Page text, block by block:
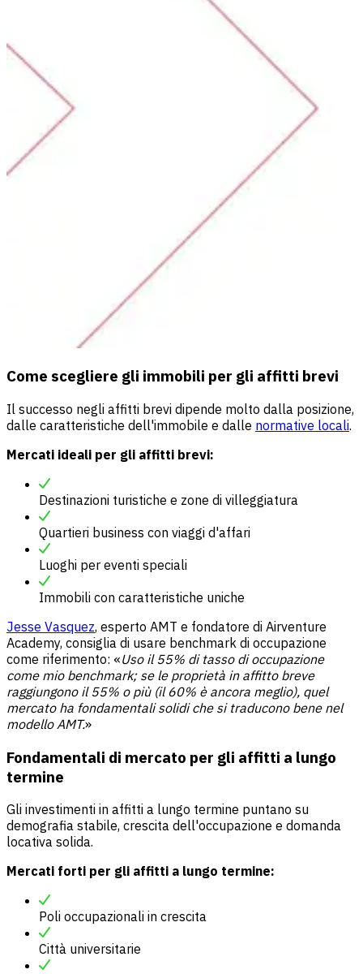
Come scegliere gli immobili per gli affitti brevi
Il successo negli affitti brevi dipende molto dalla posizione,
dalle caratteristiche dell'immobile e dalle normative locali.
Mercati ideali per gli affitti brevi:
Destinazioni turistiche e zone di villeggiatura
Quartieri business con viaggi d'affari
Luoghi per eventi speciali
Immobili con caratteristiche uniche
Jesse Vasquez, esperto AMT e fondatore di Airventure
Academy, consiglia di usare benchmark di occupazione
come riferimento: «Uso il 55% di tasso di occupazione
come mio benchmark; se le proprietà in affitto breve
raggiungono il 55% o più (il 60% è ancora meglio), quel
mercato ha fondamentali solidi che si traducono bene nel
modello AMT.»
Fondamentali di mercato per gli affitti a lungo
termine
Gli investimenti in affitti a lungo termine puntano su
demografia stabile, crescita dell'occupazione e domanda
locativa solida.
Mercati forti per gli affitti a lungo termine:
Poli occupazionali in crescita
Città universitarie